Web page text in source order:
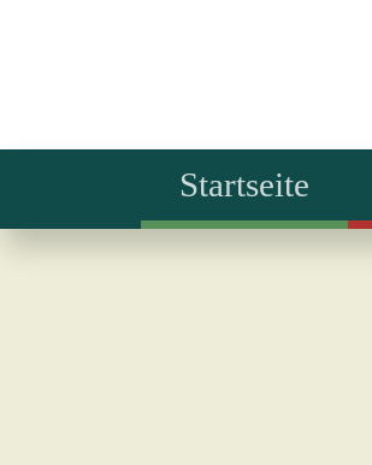
Startseite